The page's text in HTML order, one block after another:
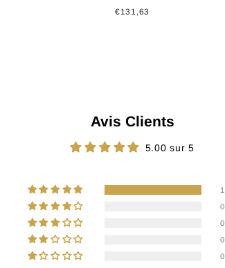
€131,63
Avis Clients
5.00 sur 5
1
0
0
0
0